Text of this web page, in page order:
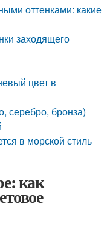
оттенками: какие
заходящего
цвет в
серебро, бронза)
в морской стиль
как